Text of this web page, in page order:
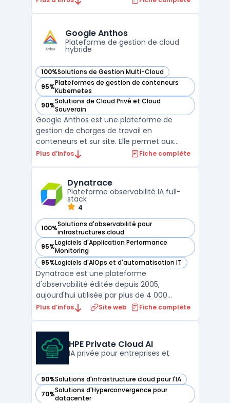
flexibilité du cloud hybride avec le contrôle
et la sécurité des sol ...
Google Anthos
Plateforme de gestion de cloud
hybride
100%Solutions de Gestion Multi-Cloud
— voir Google Anthos dans cette catégorie
95%Plateformes de gestion de conteneurs
Kubernetes
— voir Google Anthos dans cette catégorie
90%Solutions de Cloud Privé et Cloud
Souverain
— voir Google Anthos dans cette catégorie
Google Anthos est une plateforme de
gestion de charges de travail en
conteneurs et sur site. Elle permet aux
organisations de gérer plus efficacement
infrastructure publique, privée ou sur site. La
solution Google Ant ...
Plus d’infos Fiche complète
Dynatrace
Plateforme observabilité IA full-
stack
4
100%Solutions d'observabilité pour
infrastructures cloud
— voir Dynatrace dans cette catégorie
95%Logiciels d'Application Performance
Monitoring
— voir Dynatrace dans cette catégorie
95%Logiciels d'AIOps et d'automatisation IT
— voir Dynatrace dans cette catégorie
Dynatrace est une plateforme
d'observabilité éditée depuis 2005,
aujourd'hui utilisée par plus de 4 000
entreprises dans 80 pays. Elle repose sur
racines des incidents sans configuration
manuelle de seuils d'alerte. Les don ...
Plus d’infos Site web Fiche complète
HPE Private Cloud AI
IA privée pour entreprises et
90%Solutions d'infrastructure cloud pour l'IA
— voir HPE Private Cloud AI dans cette catégorie
70%Solutions d'Hyperconvergence pour
datacenter
— voir HPE Private Cloud AI dans cette catégorie